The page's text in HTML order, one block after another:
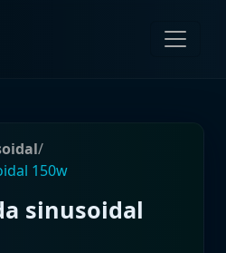
/
150w
sinusoidal